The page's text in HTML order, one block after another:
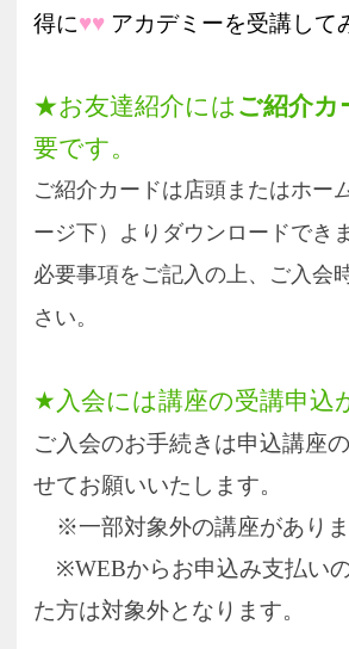
た方は対象外となります。
割引チケットをプレゼント！
複数名ご紹介いただいた場合はご紹介人数分
のチケットをお渡しいたします。
ご不明な点やご質問などございましたら、各
お友達紹介カードはコチラから
お知らせ
会社概要
特商法
お問い合わせ
サイトマップ